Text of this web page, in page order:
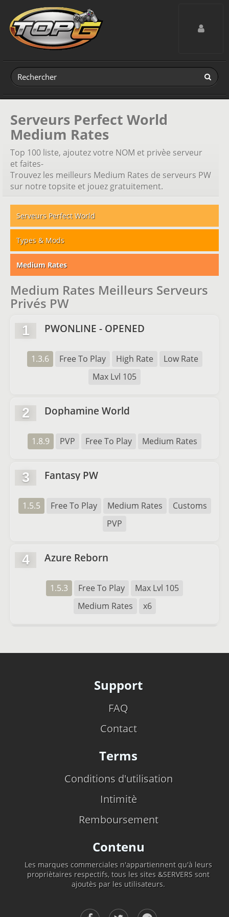
Toggle
Serveurs Perfect World
Medium Rates
Top 100 liste, ajoutez votre NOM et privèe serveur
et faites-
Trouvez les meilleurs Medium Rates de serveurs PW
sur notre topsite et jouez gratuitement.
Serveurs Perfect World
Types & Mods
Medium Rates
Medium Rates Meilleurs Serveurs
Privés PW
1 PWONLINE - OPENED
1.3.6 Free To Play High Rate
Low Rate
Max Lvl 105
2 Dophamine World
1.8.9 PVP Free To Play Medium Rates
3 Fantasy PW
1.5.5 Free To Play Medium Rates
Customs
PVP
4 Azure Reborn
1.5.3 Free To Play
Max Lvl 105
Medium Rates
x6
Support
FAQ
Contact
Terms
Conditions d'utilisation
Intimitè
Remboursement
Contenu
Les marques commerciales n'appartiennent qu'à leurs
propriètaires respectifs, tous les sites &SERVERS sont
ajoutès par les utilisateurs.